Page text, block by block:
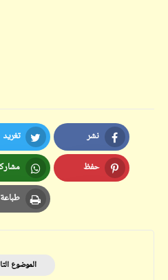
نشر
Facebook
تغريد
Twitter
حفظ
Pinterest
طباعة
Print
الموضوع